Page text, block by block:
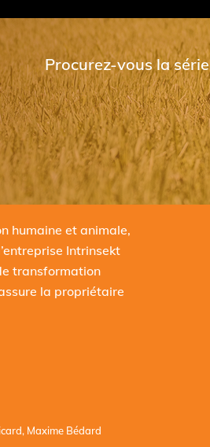
Procurez-vous la série
humaine et animale,
Intrinsekt
transformation
la propriétaire
Maxime Bédard